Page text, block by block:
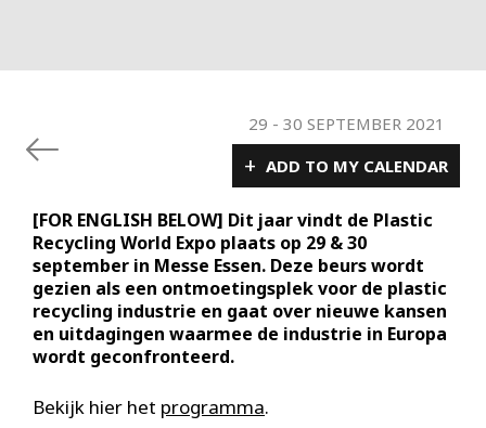
29 - 30 SEPTEMBER 2021
+ ADD TO MY CALENDAR
[FOR ENGLISH BELOW] Dit jaar vindt de Plastic
Recycling World Expo plaats op 29 & 30
september in Messe Essen. Deze beurs wordt
gezien als een ontmoetingsplek voor de plastic
recycling industrie en gaat over nieuwe kansen
en uitdagingen waarmee de industrie in Europa
wordt geconfronteerd.
Bekijk hier het programma.